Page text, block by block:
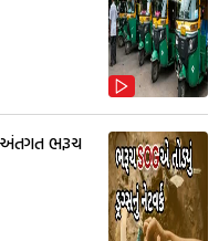
અંતગત ભરૂચ